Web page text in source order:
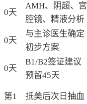
0天
AMH、阴超、宫
腔镜、精液分析
0天
与主诊医生确定
初步方案
0天
B1/B2签证建议
预留45天
第1
抵美后次日抽血